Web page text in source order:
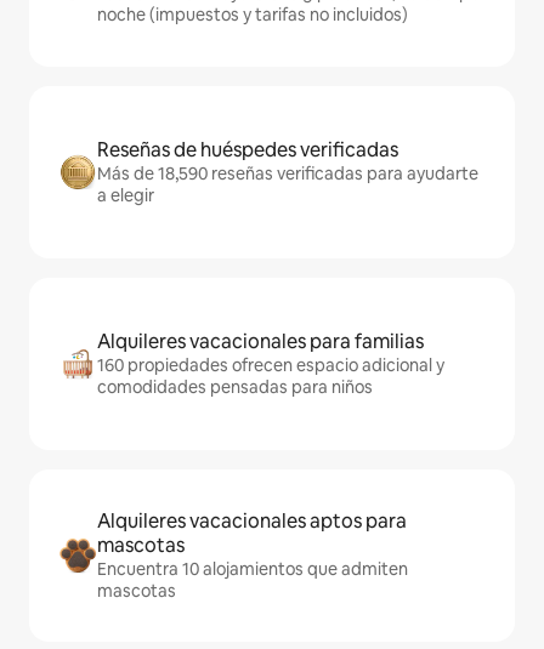
noche (impuestos y tarifas no incluidos)
Reseñas de huéspedes verificadas
Más de 18,590 reseñas verificadas para ayudarte
a elegir
Alquileres vacacionales para familias
160 propiedades ofrecen espacio adicional y
comodidades pensadas para niños
Alquileres vacacionales aptos para
mascotas
Encuentra 10 alojamientos que admiten
mascotas